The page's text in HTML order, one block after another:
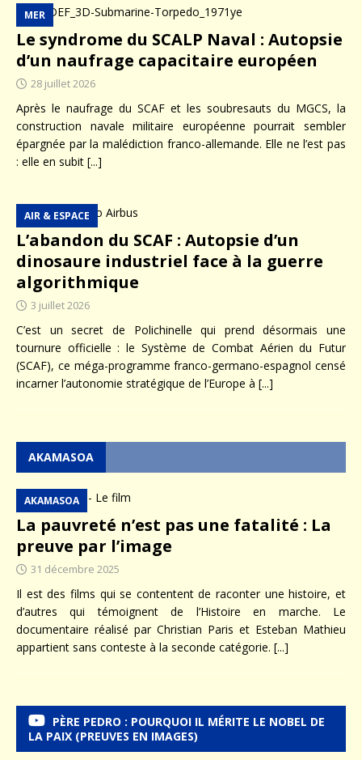
Le syndrome du SCALP Naval : Autopsie
d’un naufrage capacitaire européen
MER
28 juillet 2026
Après le naufrage du SCAF et les soubresauts du MGCS, la
construction navale militaire européenne pourrait sembler
épargnée par la malédiction franco-allemande. Elle ne l’est pas
: elle en subit [...]
L’abandon du SCAF : Autopsie d’un
dinosaure industriel face à la guerre
algorithmique
AIR & ESPACE
3 juillet 2026
C’est un secret de Polichinelle qui prend désormais une
tournure officielle : le Système de Combat Aérien du Futur
(SCAF), ce méga-programme franco-germano-espagnol censé
incarner l’autonomie stratégique de l’Europe à [...]
AKAMASOA
La pauvreté n’est pas une fatalité : La
preuve par l’image
AKAMASOA
31 décembre 2025
Il est des films qui se contentent de raconter une histoire, et
d’autres qui témoignent de l’Histoire en marche. Le
documentaire réalisé par Christian Paris et Esteban Mathieu
appartient sans conteste à la seconde catégorie. [...]
PÈRE PEDRO : POURQUOI IL MÉRITE LE NOBEL DE
LA PAIX (PREUVES EN IMAGES)